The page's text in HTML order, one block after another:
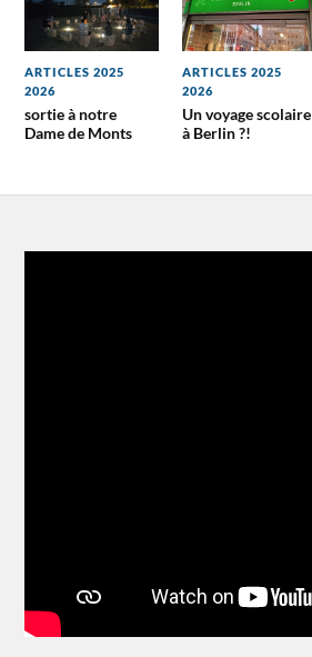
ARTICLES 2025
2026
sortie à notre
Dame de Monts
ARTICLES 2025
2026
Un voyage scolaire
à Berlin ?!